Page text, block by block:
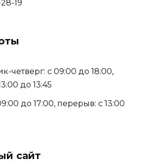
19
четверг: с 09:00 до 18:00,
до 13:45
до 17:00, перерыв: с 13:00
сайт